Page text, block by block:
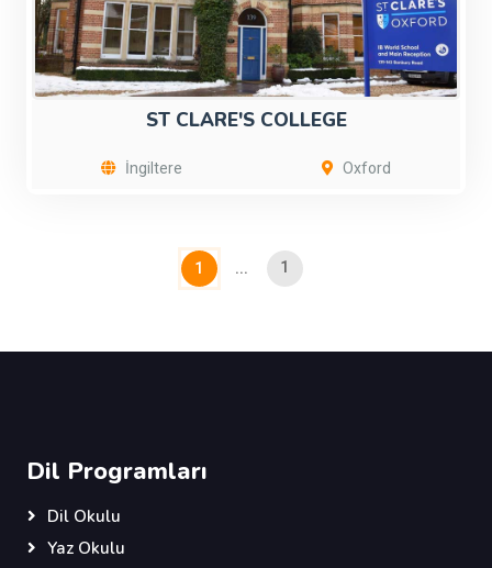
ST CLARE'S COLLEGE
İngiltere Oxford
1 ... 1
Dil Programları
Dil Okulu
Yaz Okulu